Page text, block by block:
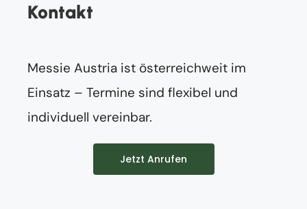
Kontakt
Messie Austria ist österreichweit im
Einsatz – Termine sind flexibel und
individuell vereinbar.
Jetzt Anrufen